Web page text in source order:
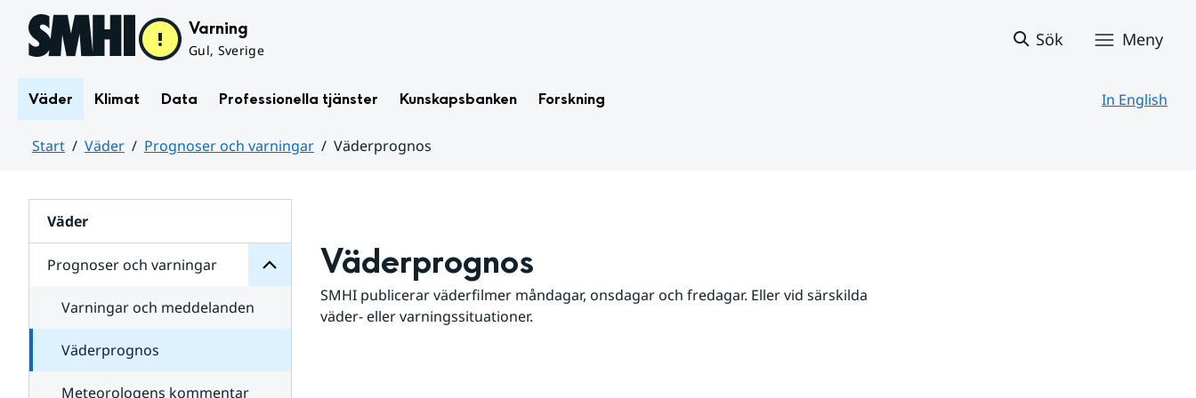
Hoppa till sidans innehåll Varning
Gul, Sverige
Sök Meny
Väder Klimat Data Professionella tjänster Kunskapsbanken Forskning In English
Start Väder Prognoser och varningar
Väderprognos
Väder
Prognoser och varningar
för
varningar
Varningar och meddelanden
Väderprognos
Meteorologens kommentar
Väderprognos
SMHI publicerar väderfilmer måndagar, onsdagar och fredagar. Eller vid särskilda
väder- eller varningssituationer.